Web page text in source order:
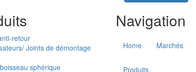
retour
Joints de démontage
sphérique
Navigation
Home Marchés
Produits